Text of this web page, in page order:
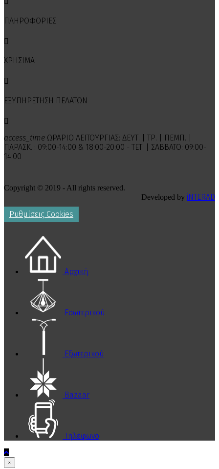
ΠΛΗΡΟΦΟΡΙΕΣ

ΧΡΗΣΙΜΑ

ΕΞΥΠΗΡΕΤΗΣΗ ΠΕΛΑΤΩΝ

access_time ΩΡΑΡΙΟ ΛΕΙΤΟΥΡΓΙΑΣ: ΔΕΥΤ. | ΤΡ. | ΠΕΜΠ. |
ΠΑΡΑΣΚ. : 09:00-14:00 & 18:00-20:00 - ΤΕΤ. | ΣΑΒΒΑΤΟ: 09:00-
14:00
Copyright © 2019 - All rights reserved.
Developed by iNTERAD
Ρυθμίσεις Cookies
Αρχική
Εσωτερικού
Εξωτερικού
Bazaar
Τηλέφωνο
×